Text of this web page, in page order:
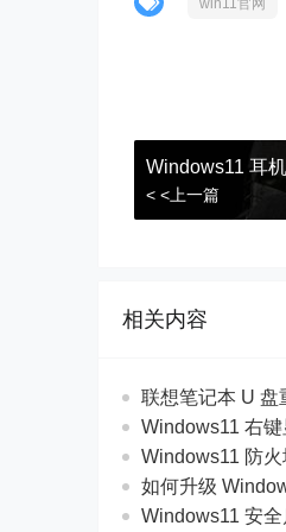
win11官网
Windows11 耳
< <上一篇
相关内容
联想笔记本 U 盘
Windows11 右
Windows11 防
如何升级
Windows11 安